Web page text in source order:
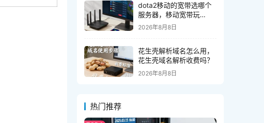
dota2移动的宽带选哪个
服务器，移动宽带玩
dota2选哪个区延迟低
2026年8月8日
花生壳解析域名怎么用，
花生壳域名解析收费吗？
2026年8月8日
热门推荐